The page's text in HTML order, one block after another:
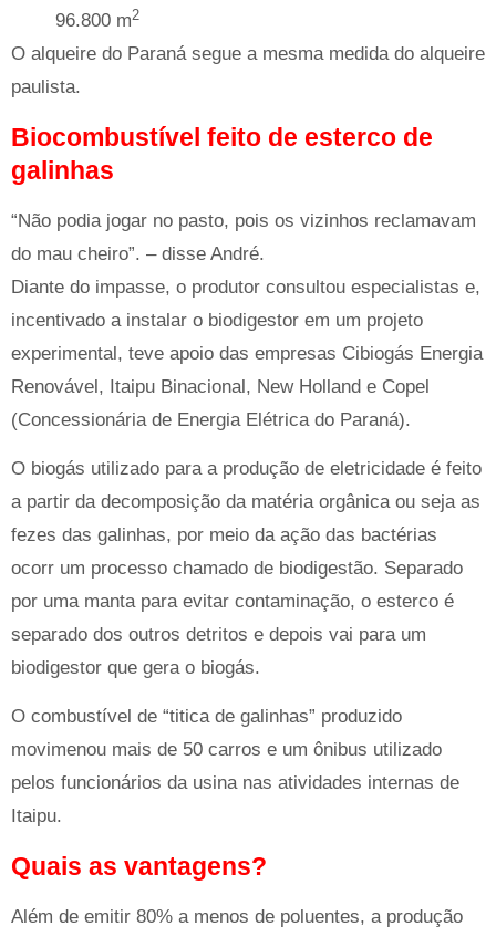
96.800 m2
O alqueire do Paraná segue a mesma medida do alqueire
paulista.
Biocombustível feito de esterco de
galinhas
“Não podia jogar no pasto, pois os vizinhos reclamavam
do mau cheiro”. – disse André.
Diante do impasse, o produtor consultou especialistas e,
incentivado a instalar o biodigestor em um projeto
experimental, teve apoio das empresas Cibiogás Energia
Renovável, Itaipu Binacional, New Holland e Copel
(Concessionária de Energia Elétrica do Paraná).
O biogás utilizado para a produção de eletricidade é feito
a partir da decomposição da matéria orgânica ou seja as
fezes das galinhas, por meio da ação das bactérias
ocorr um processo chamado de biodigestão. Separado
por uma manta para evitar contaminação, o esterco é
separado dos outros detritos e depois vai para um
biodigestor que gera o biogás.
O combustível de “titica de galinhas” produzido
movimenou mais de 50 carros e um ônibus utilizado
pelos funcionários da usina nas atividades internas de
Itaipu.
Quais as vantagens?
Além de emitir 80% a menos de poluentes, a produção